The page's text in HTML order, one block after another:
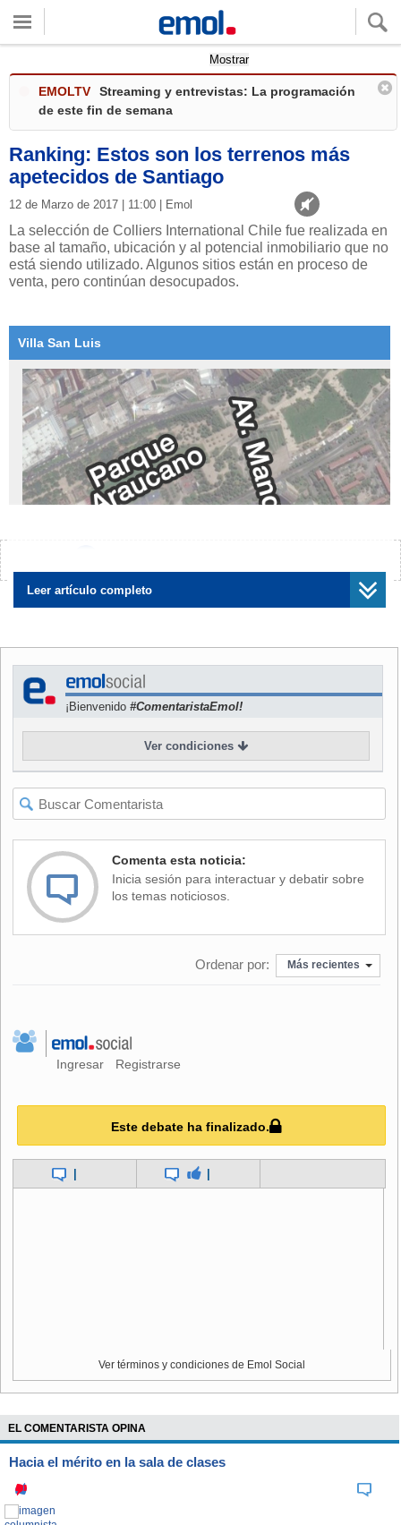
Mostrar
EMOLTV
Streaming y entrevistas: La programación
de este fin de semana
Ranking: Estos son los terrenos más
apetecidos de Santiago
12 de Marzo de 2017 | 11:00 | Emol
La selección de Colliers International Chile fue realizada en
base al tamaño, ubicación y al potencial inmobiliario que no
está siendo utilizado. Algunos sitios están en proceso de
venta, pero continúan desocupados.
Villa San Luis
Lugar:Terreno Villa San Luis en Presidente Riesco, frente al Parque
Valor aproximado:170 UF/m2.
Superficie:15.000 m2.
Atractivo:
Está ubicado en uno de los sectores de negocios más
modernos e importantes de la capital. Posee alta constructibilidad.
Dueño:
Inmobiliaria Lote 18, liderada por Marcelo Cox Vial y Luis Felipe
Gilabert.
Lugar:Terreno Colegio Adventista de Apoquindo, en Av. Apoquindo con
Luis Zegers.
Comuna:Las Condes.
Valor aproximado: 170 UF/m2.
Superficie:
Uso:Oficinas, hotel o vivienda.
Leer artículo completo
¡Bienvenido #ComentaristaEmol!
Ver condiciones
Comenta esta noticia:
Inicia sesión para interactuar y debatir sobre
los temas noticiosos.
Ordenar por: Más recientes
Ingresar Registrarse
Este debate ha finalizado.
Ver términos y condiciones de Emol Social
EL COMENTARISTA OPINA
Hacia el mérito en la sala de clases